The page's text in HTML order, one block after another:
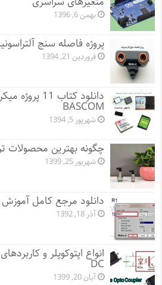
بهمن 6, 1396
پروژه فاصله سنج
فروردین 21, 1394
BASCOM
شهریور 5, 1394
چگونه بهترین محصولات
شهریور 25, 1399
دانلود مرجع کامل آموزش OrCAD PSpice
آذر 18, 1392
DC
آبان 20, 1399